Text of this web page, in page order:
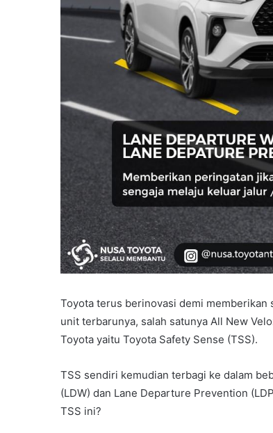
Toyota terus berinovasi demi memberikan
unit terbarunya, salah satunya All New
Toyota yaitu Toyota Safety Sense (TSS).
TSS sendiri kemudian terbagi ke dalam
(LDW) dan Lane Departure Prevention
TSS ini?